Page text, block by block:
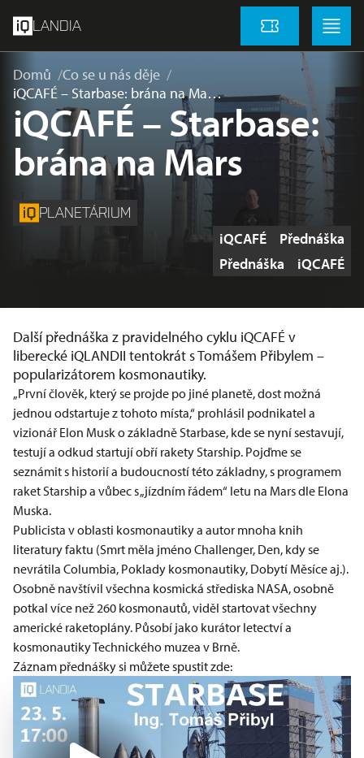
LANDIA Vstupenky
Menu
Domů
Co se u nás děje
iQCAFÉ – Starbase: brána na Ma…
iQCAFÉ – Starbase:
brána na Mars
PLANETÁRIUM
Štítky
iQCAFÉ
Přednáška
Štítky
Přednáška iQCAFÉ
Další přednáška z pravidelného cyklu iQCAFÉ v
liberecké iQLANDII tentokrát s Tomášem Přibylem –
popularizátorem kosmonautiky.
„První člověk, který se projde po jiné planetě, dost možná
jednou odstartuje z tohoto místa,“ prohlásil podnikatel a
vizionář Elon Musk o základně Starbase, kde se nyní sestavují,
testují a odkud startují obří rakety Starship. Pojďme se
seznámit s historií a budoucností této základny, s programem
raket Starship a vůbec s „jízdním řádem“ letu na Mars dle Elona
Muska.
Publicista v oblasti kosmonautiky a autor mnoha knih
literatury faktu (Smrt měla jméno Challenger, Den, kdy se
nevrátila Columbia, Poklady kosmonautiky, Dobytí Měsíce aj.).
Osobně navštívil všechna kosmická střediska NASA, osobně
potkal více než 260 kosmonautů, viděl startovat všechny
americké raketoplány. Působí jako kurátor letectví a
kosmonautiky Technického muzea v Brně.
Záznam přednášky si můžete spustit zde: